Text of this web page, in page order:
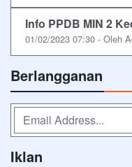
Info PPDB MIN 2
01/02/2023 07:30 - Oleh
Berlangganan
Iklan